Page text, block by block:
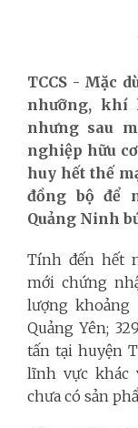
TCCS - Mặc
nhưỡng, khí
nhưng sau
nghiệp hữu
huy hết thế
đồng bộ để
Quảng Ninh
Tính đến hết
mới chứng
lượng
Quảng Yên;
tấn tại huyện
lĩnh vực khác
chưa có sản